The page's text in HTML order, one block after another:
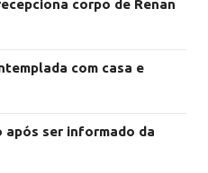
corpo de Renan
com casa e
ser informado da